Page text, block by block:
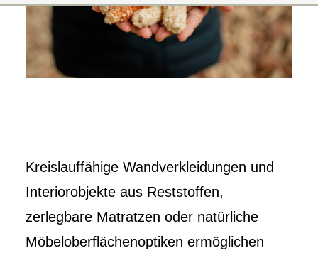
Kreislauffähige Wandverkleidungen und
Interiorobjekte aus Reststoffen,
zerlegbare Matratzen oder natürliche
Möbeloberflächenoptiken ermöglichen